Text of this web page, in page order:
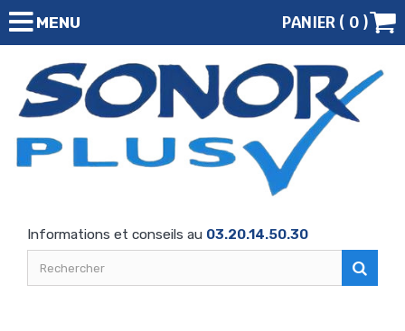
MENU PANIER ( 0 )
Informations et conseils au 03.20.14.50.30